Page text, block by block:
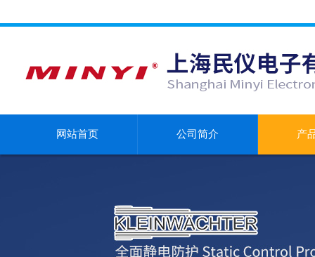
网站首页 公司简介 产